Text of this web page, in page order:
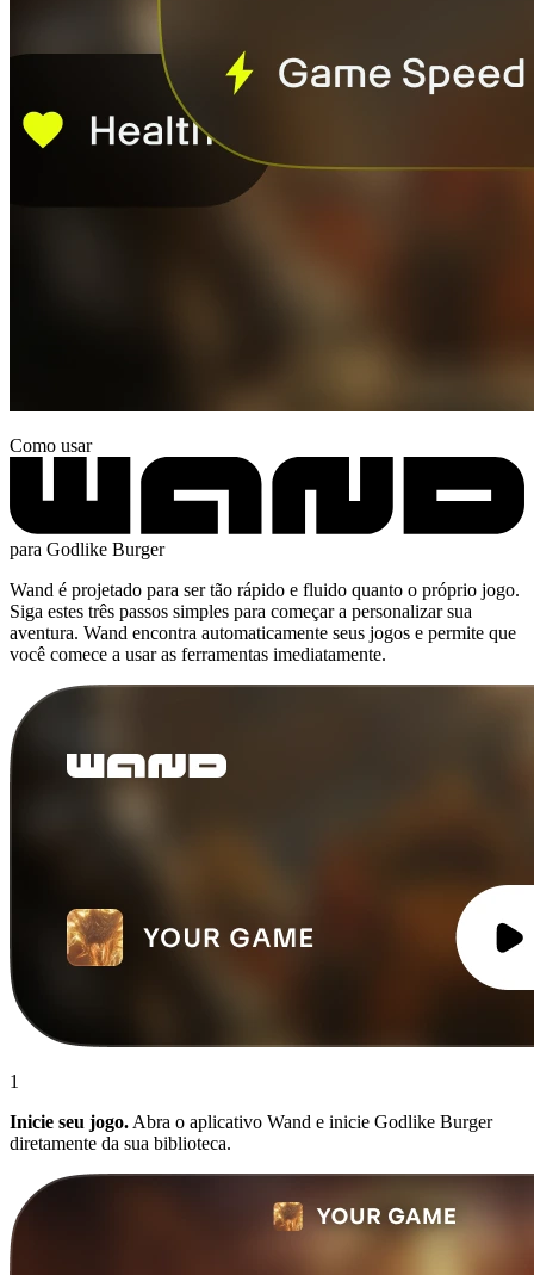
Como usar
para Godlike Burger
Wand é projetado para ser tão rápido e fluido quanto o próprio jogo.
Siga estes três passos simples para começar a personalizar sua
aventura. Wand encontra automaticamente seus jogos e permite que
você comece a usar as ferramentas imediatamente.
1
Inicie seu jogo. Abra o aplicativo Wand e inicie Godlike Burger
diretamente da sua biblioteca.